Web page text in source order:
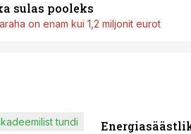
sulas pooleks
on enam kui 1,2 miljonit eurot
tundi